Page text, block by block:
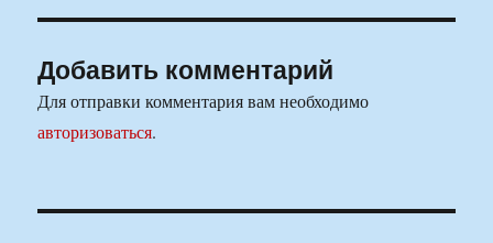
Добавить комментарий
Для отправки комментария вам необходимо
авторизоваться.